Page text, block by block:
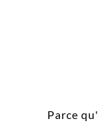
Parce